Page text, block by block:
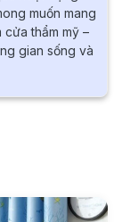
muốn mang
thẩm mỹ –
gian sống và